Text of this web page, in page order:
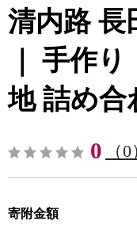
清内路 長
｜ 手作
地 詰め合
0 （0
寄附金額